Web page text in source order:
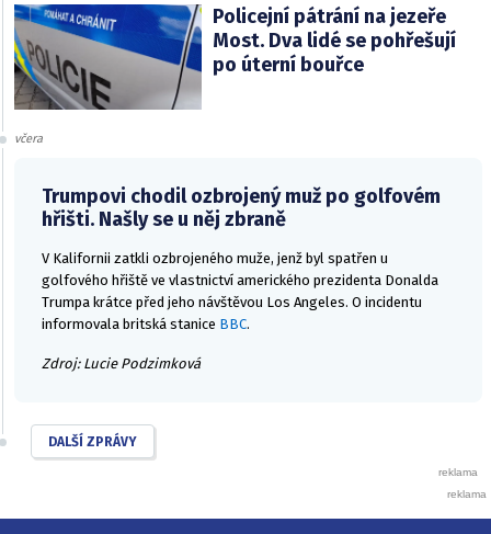
Policejní pátrání na jezeře
Most. Dva lidé se pohřešují
po úterní bouřce
včera
Trumpovi chodil ozbrojený muž po golfovém
hřišti. Našly se u něj zbraně
V Kalifornii zatkli ozbrojeného muže, jenž byl spatřen u
golfového hřiště ve vlastnictví amerického prezidenta Donalda
Trumpa krátce před jeho návštěvou Los Angeles. O incidentu
informovala britská stanice BBC.
Zdroj: Lucie Podzimková
DALŠÍ ZPRÁVY